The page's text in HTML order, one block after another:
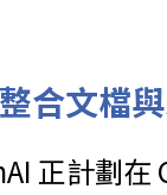
合文檔
正計劃在